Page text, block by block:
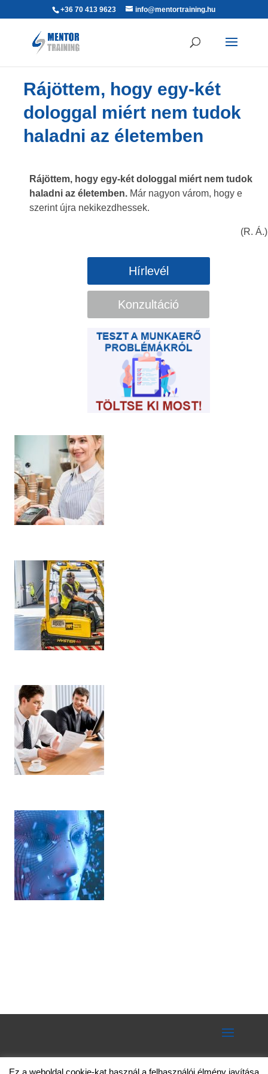
+36 70 413 9623 info@mentortraining.hu
Rájöttem, hogy egy-két
dologgal miért nem tudok
haladni az életemben
Rájöttem, hogy egy-két dologgal miért nem tudok
haladni az életemben. Már nagyon várom, hogy e
szerint újra nekikezdhessek.
(R. Á.)
Hírlevél
Konzultáció
Ez a weboldal cookie-kat használ a felhasználói élmény javítása